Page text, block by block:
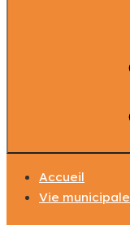
Accueil
Vie municipale